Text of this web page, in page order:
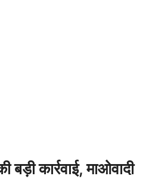
बड़ी कार्रवाई, माओवादी